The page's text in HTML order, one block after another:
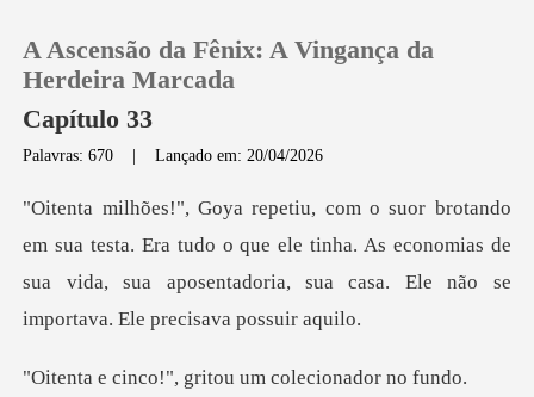
Loja
Histórico
Sair
A Ascensão da Fênix: A Vingança da
Herdeira Marcada
Capítulo 33
Palavras: 670 |Lançado em: 20/04/2026
. Era tudo o que ele tinha. As economias de
sua vida, sua aposenta
", gritou um cole